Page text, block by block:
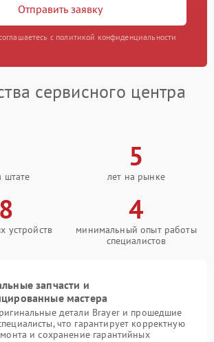
Отправить заявку
с политикой конфиденциальности
сервисного центра
штате
5
лет на рынке
устройств
4
минимальный опыт работы
специалистов
запчасти и
мастера
детали Brayer и прошедшие
что гарантирует корректную
и сохранение гарантийных